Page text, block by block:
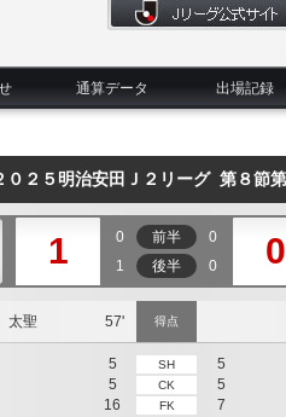
通算データ 出場記録
０２５明治安田Ｊ２リーグ 第８節
1 0 前半
0
1
後半 0 0
聖 57' 得点
5 SH
5
5
CK
5
16
FK 7